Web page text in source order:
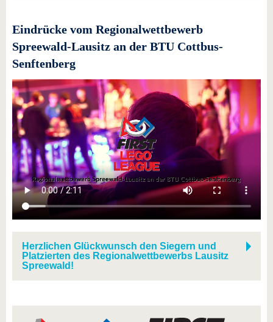
Eindrücke vom Regionalwettbewerb
Spreewald-Lausitz an der BTU Cottbus-
Senftenberg
Herzlichen Glückwunsch den Siegern und
Platzierten des Regionalwettbewerbs Lausitz
Spreewald!